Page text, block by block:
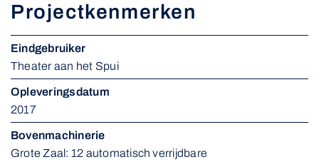
Projectkenmerken
Eindgebruiker
Theater aan het Spui
Opleveringsdatum
2017
Bovenmachinerie
Grote Zaal: 12 automatisch verrijdbare